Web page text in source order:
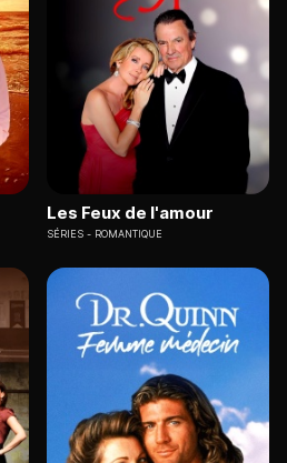
Les Feux de l'amour
SÉRIES ROMANTIQUE